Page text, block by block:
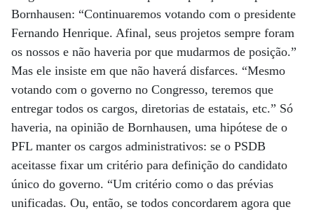
Bornhausen: “Continuaremos votando com o presidente
Fernando Henrique. Afinal, seus projetos sempre foram
os nossos e não haveria por que mudarmos de posição.”
Mas ele insiste em que não haverá disfarces. “Mesmo
votando com o governo no Congresso, teremos que
entregar todos os cargos, diretorias de estatais, etc.” Só
haveria, na opinião de Bornhausen, uma hipótese de o
PFL manter os cargos administrativos: se o PSDB
aceitasse fixar um critério para definição do candidato
único do governo. “Um critério como o das prévias
unificadas. Ou, então, se todos concordarem agora que